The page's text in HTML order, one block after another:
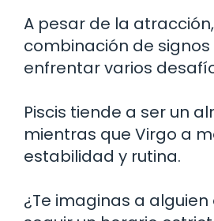
A pesar de la
combinación de
enfrentar varios
Piscis tiende a ser un
mientras que Virgo a
estabilidad y rutina.
¿Te imaginas a alguien